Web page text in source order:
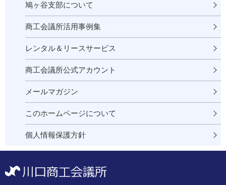
鳩ヶ谷支部について
商工会議所活用事例集
レンタル＆リースサービス
商工会議所公式アカウント
メールマガジン
このホームページについて
個人情報保護方針